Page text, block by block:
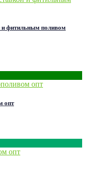
фитильным поливом
опт